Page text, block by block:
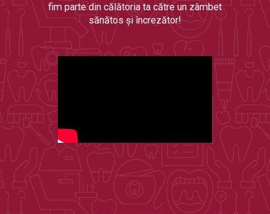
fim parte din călătoria ta către un zâmbet
sănătos și încrezător!